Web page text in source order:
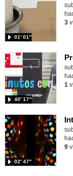
01′ 01″
3
40′ 17″
1
02′ 47″
9